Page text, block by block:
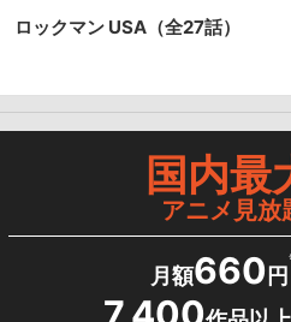
ロックマン USA （全27話）
国内最
アニメ見放
月額660 円